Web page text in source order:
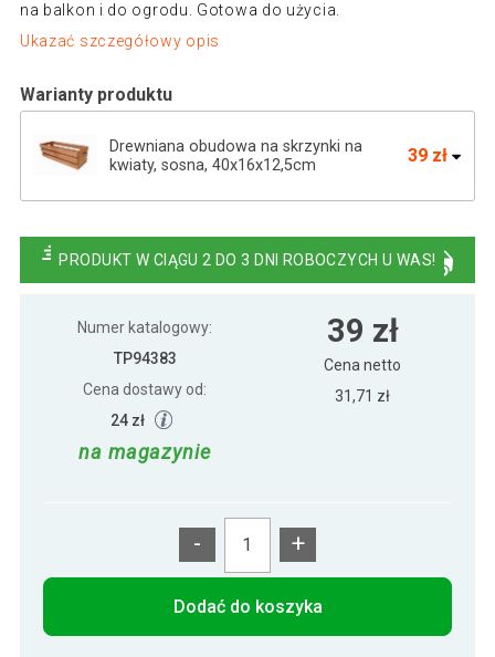
na balkon i do ogrodu. Gotowa do użycia.
Ukazać szczegółowy opis
Warianty produktu
Drewniana obudowa na skrzynki na
kwiaty, sosna, 40x16x12,5cm
39 zł
sosna, 40x16x12,5cm
sosna, 49x16x12,5cm
PRODUKT W CIĄGU 2 DO 3 DNI ROBOCZYCH U WAS!
Numer katalogowy:
TP94383
Cena dostawy od:
24 zł
na magazynie
39 zł
Cena netto
31,71 zł
- +
Dodać do koszyka